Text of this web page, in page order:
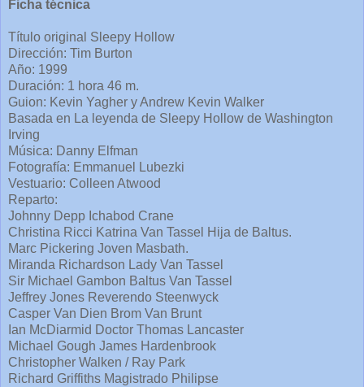
Ficha técnica
Título original Sleepy Hollow
Dirección: Tim Burton
Año: 1999
Duración: 1 hora 46 m.
Guion: Kevin Yagher y Andrew Kevin Walker
Basada en La leyenda de Sleepy Hollow de Washington
Irving
Música: Danny Elfman
Fotografía: Emmanuel Lubezki
Vestuario: Colleen Atwood
Reparto:
Johnny Depp Ichabod Crane
Christina Ricci Katrina Van Tassel Hija de Baltus.
Marc Pickering Joven Masbath.
Miranda Richardson Lady Van Tassel
Sir Michael Gambon Baltus Van Tassel
Jeffrey Jones Reverendo Steenwyck
Casper Van Dien Brom Van Brunt
Ian McDiarmid Doctor Thomas Lancaster
Michael Gough James Hardenbrook
Christopher Walken / Ray Park
Richard Griffiths Magistrado Philipse